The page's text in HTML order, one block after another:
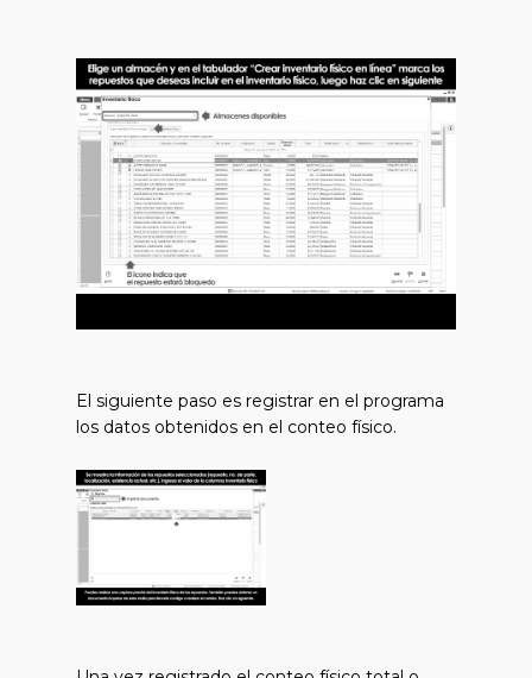
El siguiente paso es registrar en el programa
los datos obtenidos en el conteo físico.